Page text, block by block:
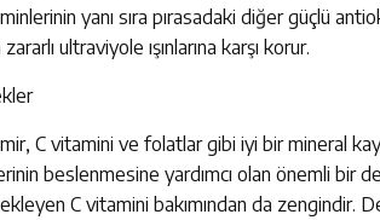
yanı sıra pırasadaki diğer güçlü
ultraviyole ışınlarına karşı korur.
C vitamini ve folatlar gibi iyi bir mineral
beslenmesine yardımcı olan önemli bir
C vitamini bakımından da zengindir.